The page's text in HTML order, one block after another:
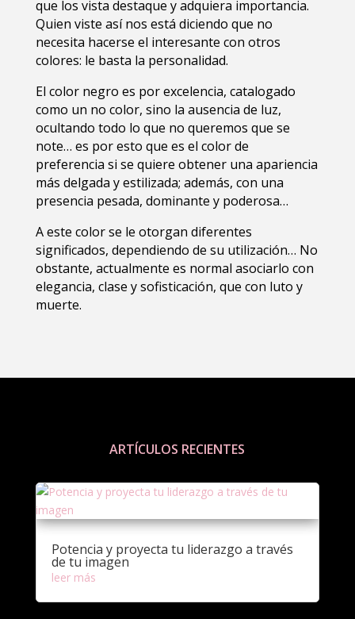
que los vista destaque y adquiera importancia.
Quien viste así nos está diciendo que no
necesita hacerse el interesante con otros
colores: le basta la personalidad.
El color negro es por excelencia, catalogado
como un no color, sino la ausencia de luz,
ocultando todo lo que no queremos que se
note… es por esto que es el color de
preferencia si se quiere obtener una apariencia
más delgada y estilizada; además, con una
presencia pesada, dominante y poderosa…
A este color se le otorgan diferentes
significados, dependiendo de su utilización… No
obstante, actualmente es normal asociarlo con
elegancia, clase y sofisticación, que con luto y
muerte.
ARTÍCULOS RECIENTES
Potencia y proyecta tu liderazgo a través
de tu imagen
leer más